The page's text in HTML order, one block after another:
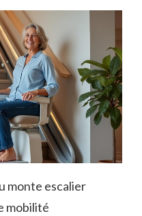
monte escalier
mobilité